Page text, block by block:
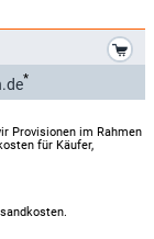
*
Provisionen im Rahmen
für Käufer,